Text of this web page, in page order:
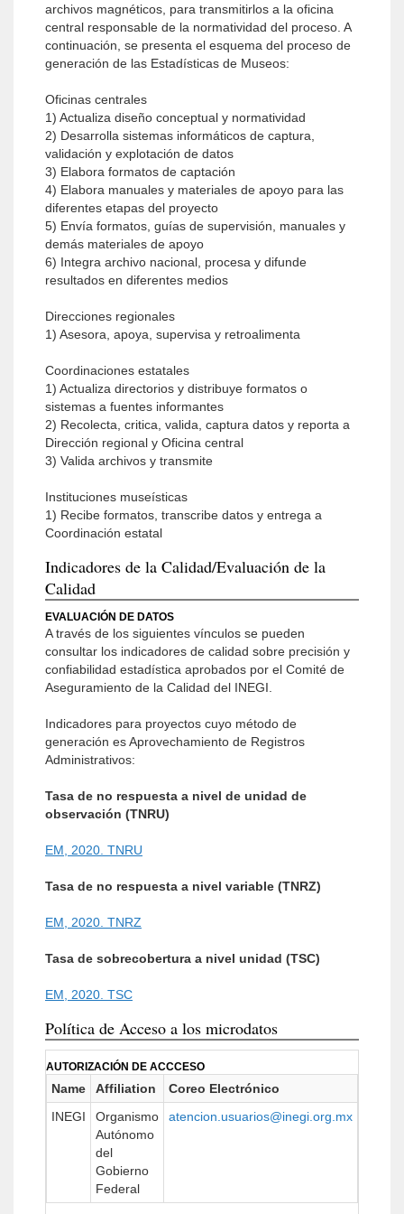
archivos magnéticos, para transmitirlos a la oficina
central responsable de la normatividad del proceso. A
continuación, se presenta el esquema del proceso de
generación de las Estadísticas de Museos:
Oficinas centrales
1) Actualiza diseño conceptual y normatividad
2) Desarrolla sistemas informáticos de captura,
validación y explotación de datos
3) Elabora formatos de captación
4) Elabora manuales y materiales de apoyo para las
diferentes etapas del proyecto
5) Envía formatos, guías de supervisión, manuales y
demás materiales de apoyo
6) Integra archivo nacional, procesa y difunde
resultados en diferentes medios
Direcciones regionales
1) Asesora, apoya, supervisa y retroalimenta
Coordinaciones estatales
1) Actualiza directorios y distribuye formatos o
sistemas a fuentes informantes
2) Recolecta, critica, valida, captura datos y reporta a
Dirección regional y Oficina central
3) Valida archivos y transmite
Instituciones museísticas
1) Recibe formatos, transcribe datos y entrega a
Coordinación estatal
Indicadores de la Calidad/Evaluación de la
Calidad
EVALUACIÓN DE DATOS
A través de los siguientes vínculos se pueden
consultar los indicadores de calidad sobre precisión y
confiabilidad estadística aprobados por el Comité de
Aseguramiento de la Calidad del INEGI.
Indicadores para proyectos cuyo método de
generación es Aprovechamiento de Registros
Administrativos:
Tasa de no respuesta a nivel de unidad de
observación (TNRU)
EM, 2020. TNRU
Tasa de no respuesta a nivel variable (TNRZ)
EM, 2020. TNRZ
Tasa de sobrecobertura a nivel unidad (TSC)
EM, 2020. TSC
Política de Acceso a los microdatos
AUTORIZACIÓN DE ACCCESO
Name Affiliation Coreo Electrónico
INEGI
Organismo
Autónomo
del
Gobierno
Federal
atencion.usuarios@inegi.org.mx